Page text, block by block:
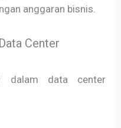
anggaran bisnis.
Center
dalam data center